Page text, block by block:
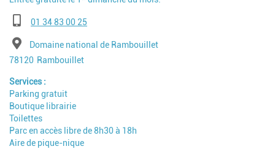
Téléphone01 34 83 00 25
AdresseDomaine national de Rambouillet
Code postal
78120 Ville
Rambouillet
Services
Parking gratuit
Boutique librairie
Toilettes
Parc en accès libre de 8h30 à 18h
Aire de pique-nique